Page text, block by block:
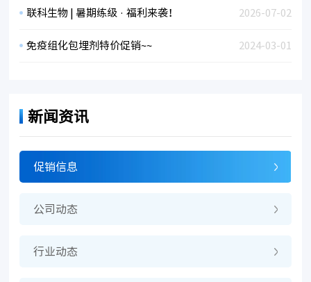
2026-07-02
联科生物 | 暑期练级 · 福利来袭！
2024-03-01
免疫组化包埋剂特价促销~~
新闻资讯
促销信息
公司动态
行业动态